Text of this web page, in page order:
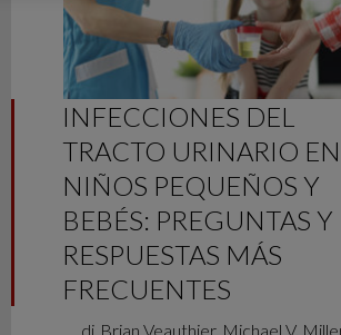
INFECCIONES DEL
TRACTO URINARIO EN
NIÑOS PEQUEÑOS Y
BEBÉS: PREGUNTAS Y
RESPUESTAS MÁS
FRECUENTES
di Brian Veauthier, Michael V.